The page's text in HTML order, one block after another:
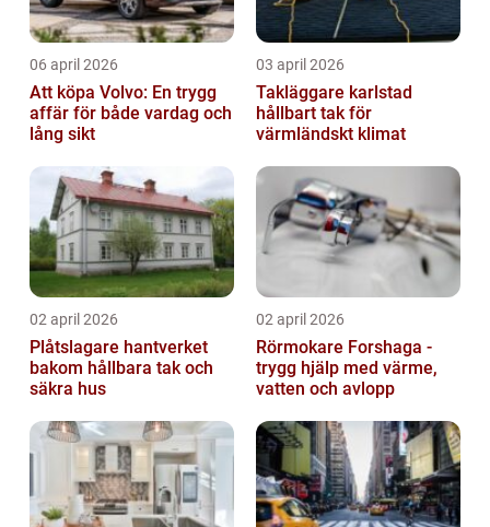
06 april 2026
Att köpa Volvo: En trygg
affär för både vardag och
lång sikt
03 april 2026
Takläggare karlstad
hållbart tak för
värmländskt klimat
02 april 2026
Plåtslagare hantverket
bakom hållbara tak och
säkra hus
02 april 2026
Rörmokare Forshaga -
trygg hjälp med värme,
vatten och avlopp